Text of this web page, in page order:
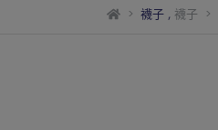
襪子, 襪子